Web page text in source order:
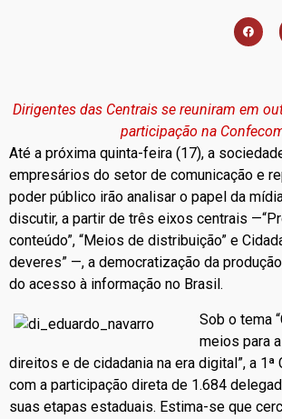
Dirigentes das Centrais se reuniram em
participação na
Até a próxima quinta-feira (17), a
empresários do setor de comunicação e
poder público irão analisar o papel da
discutir, a partir de três eixos centrais
conteúdo”, “Meios de distribuição” e
deveres” —, a democratização da
do acesso à informação no Brasil.
Sob o tema
meios para
direitos e de cidadania na era digital”, a 1ª
com a participação direta de 1.684
suas etapas estaduais. Estima-se que